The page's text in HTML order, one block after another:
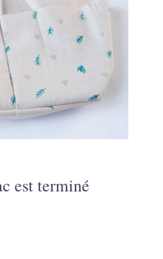
est terminé